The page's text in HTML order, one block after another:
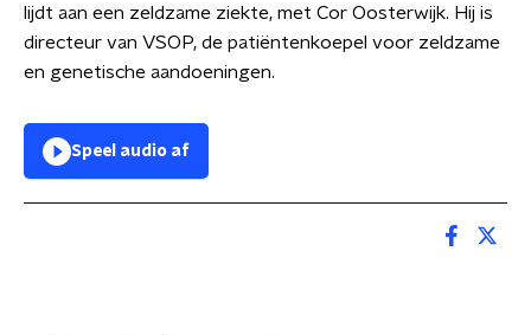
lijdt aan een zeldzame ziekte, met Cor Oosterwijk. Hij is
directeur van VSOP, de patiëntenkoepel voor zeldzame
en genetische aandoeningen.
Speel audio af